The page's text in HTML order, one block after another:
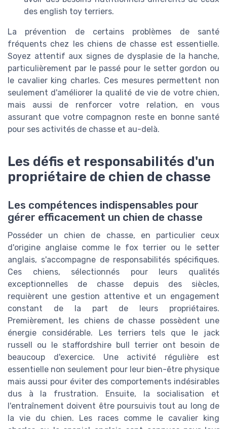
des english toy terriers.
La prévention de certains problèmes de santé
fréquents chez les chiens de chasse est essentielle.
Soyez attentif aux signes de dysplasie de la hanche,
particulièrement par le passé pour le setter gordon ou
le cavalier king charles. Ces mesures permettent non
seulement d'améliorer la qualité de vie de votre chien,
mais aussi de renforcer votre relation, en vous
assurant que votre compagnon reste en bonne santé
pour ses activités de chasse et au-delà.
Les défis et responsabilités d'un
propriétaire de chien de chasse
Les compétences indispensables pour
gérer efficacement un chien de chasse
Posséder un chien de chasse, en particulier ceux
d'origine anglaise comme le fox terrier ou le setter
anglais, s'accompagne de responsabilités spécifiques.
Ces chiens, sélectionnés pour leurs qualités
exceptionnelles de chasse depuis des siècles,
requièrent une gestion attentive et un engagement
constant de la part de leurs propriétaires.
Premièrement, les chiens de chasse possèdent une
énergie considérable. Les terriers tels que le jack
russell ou le staffordshire bull terrier ont besoin de
beaucoup d'exercice. Une activité régulière est
essentielle non seulement pour leur bien-être physique
mais aussi pour éviter des comportements indésirables
dus à la frustration. Ensuite, la socialisation et
l'entraînement doivent être poursuivis tout au long de
la vie du chien. Les races comme le cavalier king